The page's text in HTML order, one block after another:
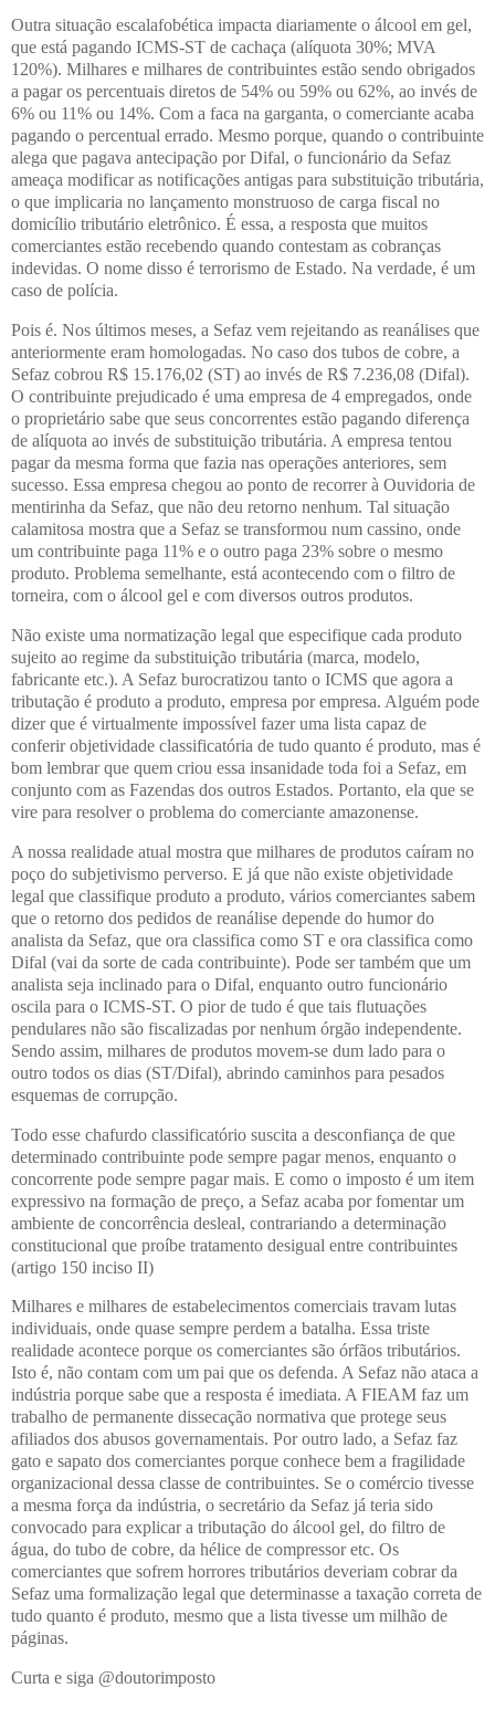
Outra situação escalafobética impacta diariamente o álcool em gel,
que está pagando ICMS-ST de cachaça (alíquota 30%; MVA
120%). Milhares e milhares de contribuintes estão sendo obrigados
a pagar os percentuais diretos de 54% ou 59% ou 62%, ao invés de
6% ou 11% ou 14%. Com a faca na garganta, o comerciante acaba
pagando o percentual errado. Mesmo porque, quando o contribuinte
alega que pagava antecipação por Difal, o funcionário da Sefaz
ameaça modificar as notificações antigas para substituição tributária,
o que implicaria no lançamento monstruoso de carga fiscal no
domicílio tributário eletrônico. É essa, a resposta que muitos
comerciantes estão recebendo quando contestam as cobranças
indevidas. O nome disso é terrorismo de Estado. Na verdade, é um
caso de polícia.
Pois é. Nos últimos meses, a Sefaz vem rejeitando as reanálises que
anteriormente eram homologadas. No caso dos tubos de cobre, a
Sefaz cobrou R$ 15.176,02 (ST) ao invés de R$ 7.236,08 (Difal).
O contribuinte prejudicado é uma empresa de 4 empregados, onde
o proprietário sabe que seus concorrentes estão pagando diferença
de alíquota ao invés de substituição tributária. A empresa tentou
pagar da mesma forma que fazia nas operações anteriores, sem
sucesso. Essa empresa chegou ao ponto de recorrer à Ouvidoria de
mentirinha da Sefaz, que não deu retorno nenhum. Tal situação
calamitosa mostra que a Sefaz se transformou num cassino, onde
um contribuinte paga 11% e o outro paga 23% sobre o mesmo
produto. Problema semelhante, está acontecendo com o filtro de
torneira, com o álcool gel e com diversos outros produtos.
Não existe uma normatização legal que especifique cada produto
sujeito ao regime da substituição tributária (marca, modelo,
fabricante etc.). A Sefaz burocratizou tanto o ICMS que agora a
tributação é produto a produto, empresa por empresa. Alguém pode
dizer que é virtualmente impossível fazer uma lista capaz de
conferir objetividade classificatória de tudo quanto é produto, mas é
bom lembrar que quem criou essa insanidade toda foi a Sefaz, em
conjunto com as Fazendas dos outros Estados. Portanto, ela que se
vire para resolver o problema do comerciante amazonense.
A nossa realidade atual mostra que milhares de produtos caíram no
poço do subjetivismo perverso. E já que não existe objetividade
legal que classifique produto a produto, vários comerciantes sabem
que o retorno dos pedidos de reanálise depende do humor do
analista da Sefaz, que ora classifica como ST e ora classifica como
Difal (vai da sorte de cada contribuinte). Pode ser também que um
analista seja inclinado para o Difal, enquanto outro funcionário
oscila para o ICMS-ST. O pior de tudo é que tais flutuações
pendulares não são fiscalizadas por nenhum órgão independente.
Sendo assim, milhares de produtos movem-se dum lado para o
outro todos os dias (ST/Difal), abrindo caminhos para pesados
esquemas de corrupção.
Todo esse chafurdo classificatório suscita a desconfiança de que
determinado contribuinte pode sempre pagar menos, enquanto o
concorrente pode sempre pagar mais. E como o imposto é um item
expressivo na formação de preço, a Sefaz acaba por fomentar um
ambiente de concorrência desleal, contrariando a determinação
constitucional que proíbe tratamento desigual entre contribuintes
(artigo 150 inciso II)
Milhares e milhares de estabelecimentos comerciais travam lutas
individuais, onde quase sempre perdem a batalha. Essa triste
realidade acontece porque os comerciantes são órfãos tributários.
Isto é, não contam com um pai que os defenda. A Sefaz não ataca a
indústria porque sabe que a resposta é imediata. A FIEAM faz um
trabalho de permanente dissecação normativa que protege seus
afiliados dos abusos governamentais. Por outro lado, a Sefaz faz
gato e sapato dos comerciantes porque conhece bem a fragilidade
organizacional dessa classe de contribuintes. Se o comércio tivesse
a mesma força da indústria, o secretário da Sefaz já teria sido
convocado para explicar a tributação do álcool gel, do filtro de
água, do tubo de cobre, da hélice de compressor etc. Os
comerciantes que sofrem horrores tributários deveriam cobrar da
Sefaz uma formalização legal que determinasse a taxação correta de
tudo quanto é produto, mesmo que a lista tivesse um milhão de
páginas.
Curta e siga @doutorimposto